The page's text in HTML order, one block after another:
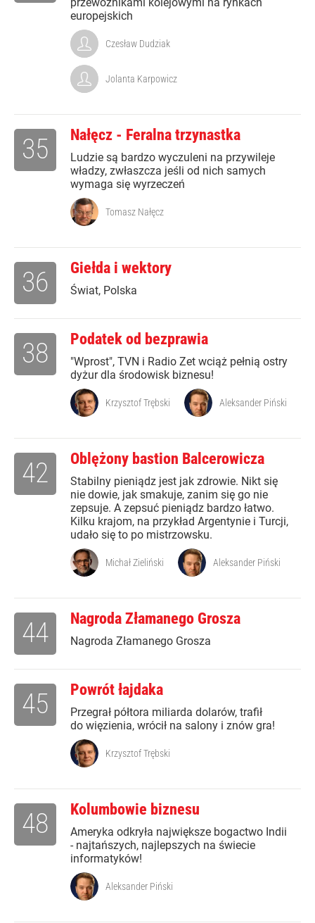
europejskich
Czesław Dudziak
Jolanta Karpowicz
Nałęcz - Feralna trzynastka
Ludzie są bardzo wyczuleni na przywileje
władzy, zwłaszcza jeśli od nich samych
wymaga się wyrzeczeń
35
Tomasz Nałęcz
Giełda i wektory
Świat, Polska
36
Podatek od bezprawia
"Wprost", TVN i Radio Zet wciąż pełnią ostry
dyżur dla środowisk biznesu!
38
Krzysztof Trębski Aleksander Piński
Oblężony bastion Balcerowicza
Stabilny pieniądz jest jak zdrowie. Nikt się
nie dowie, jak smakuje, zanim się go nie
zepsuje. A zepsuć pieniądz bardzo łatwo.
Kilku krajom, na przykład Argentynie i Turcji,
udało się to po mistrzowsku.
42
Michał Zieliński Aleksander Piński
Nagroda Złamanego Grosza
Nagroda Złamanego Grosza
44
Powrót łajdaka
Przegrał półtora miliarda dolarów, trafił
do więzienia, wrócił na salony i znów gra!
45
Krzysztof Trębski
Kolumbowie biznesu
Ameryka odkryła największe bogactwo Indii
- najtańszych, najlepszych na świecie
informatyków!
48
Aleksander Piński